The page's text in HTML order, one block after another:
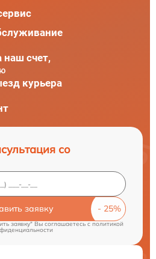
наш счет,
курьера
со
заявку
заявку" Вы соглашаетесь cполитикой